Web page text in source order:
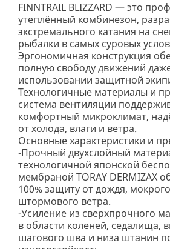
FINNTRAIL BLIZZARD — это
утеплённый комбинезон,
экстремального катания на
рыбалки в самых суровых
Эргономичная конструкция
полную свободу движений
использовании защитной
Технологичные материалы и
система вентиляции
комфортный микроклимат,
от холода, влаги и ветра.
Основные характеристики и
-Прочный двухслойный
технологичной японской
мембраной TORAY DERMIZAX
100% защиту от дождя,
штормового ветра.
-Усиление из сверхпрочного
в области коленей, седалища,
шагового шва и низа штанин